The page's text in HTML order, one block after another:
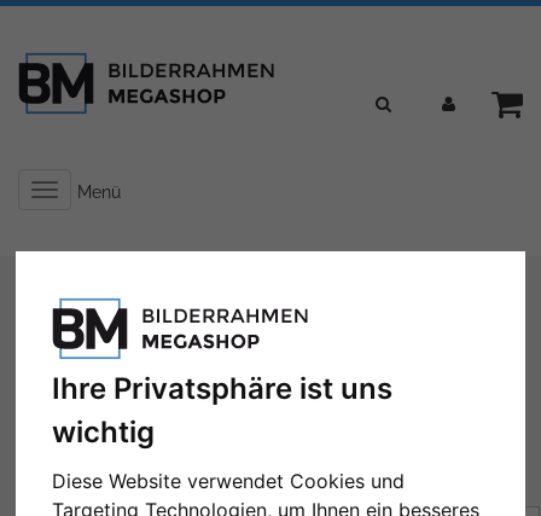
Ihre Privatsphäre ist uns
wichtig
Diese Website verwendet Cookies und
Targeting Technologien, um Ihnen ein besseres
ToggleMenü
70x90 cm
← Zurück 1 2 Weiter →